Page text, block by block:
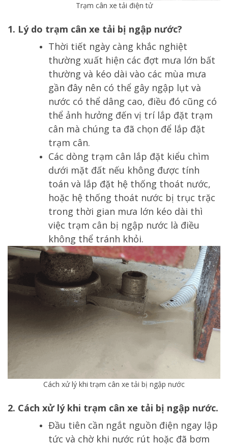
Trạm cân xe tải điện tử
1. Lý do trạm cân xe tải bị ngập nước?
Thời tiết ngày càng khắc nghiệt
thường xuất hiện các đợt mưa lớn bất
thường và kéo dài vào các mùa mưa
gần đây nên có thể gây ngập lụt và
nước có thể dâng cao, điều đó cũng có
thể ảnh hưởng đến vị trí lắp đặt trạm
cân mà chúng ta đã chọn để lắp đặt
trạm cân.
Các dòng trạm cân lắp đặt kiểu chìm
dưới mặt đất nếu không được tính
toán và lắp đặt hệ thống thoát nước,
hoặc hệ thống thoát nước bị trục trặc
trong thời gian mưa lớn kéo dài thì
việc trạm cân bị ngập nước là điều
không thể tránh khỏi.
Cách xử lý khi trạm cân xe tải bị ngập nước
2. Cách xử lý khi trạm cân xe tải bị ngập nước.
Đầu tiên cần ngắt nguồn điện ngay lập
tức và chờ khi nước rút hoặc đã bơm